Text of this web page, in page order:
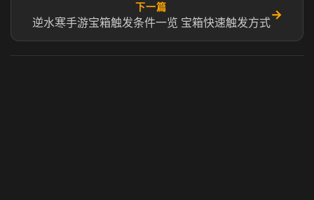
下一篇
逆水寒手游宝箱触发条件一览 宝箱快速触发方式
→